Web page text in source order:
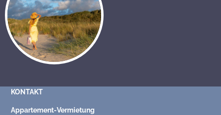
KONTAKT
Appartement-Vermietung